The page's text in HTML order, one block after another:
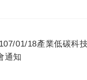
01/18產業低碳科
通知